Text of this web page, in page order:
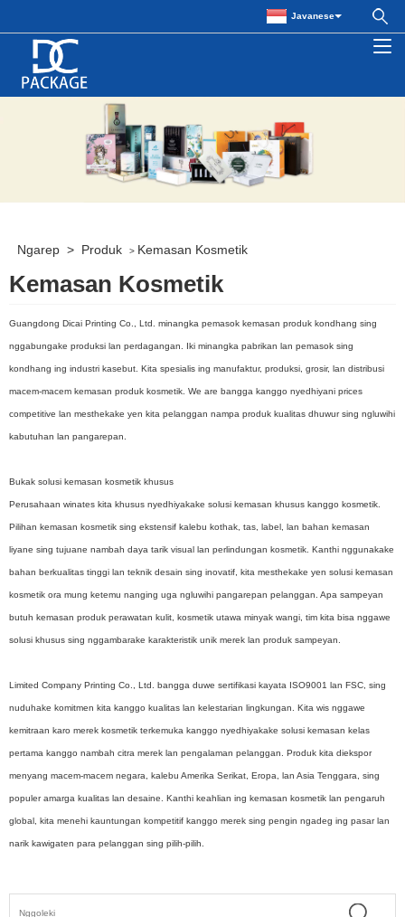
Javanese
Ngarep > Produk > Kemasan Kosmetik
Kemasan Kosmetik
Guangdong Dicai Printing Co., Ltd. minangka pemasok kemasan produk kondhang sing
nggabungake produksi lan perdagangan. Iki minangka pabrikan lan pemasok sing
kondhang ing industri kasebut. Kita spesialis ing manufaktur, produksi, grosir, lan distribusi
macem-macem kemasan produk kosmetik. We are bangga kanggo nyedhiyani prices
competitive lan mesthekake yen kita pelanggan nampa produk kualitas dhuwur sing ngluwihi
kabutuhan lan pangarepan.
Bukak solusi kemasan kosmetik khusus
Perusahaan winates kita khusus nyedhiyakake solusi kemasan khusus kanggo kosmetik.
Pilihan kemasan kosmetik sing ekstensif kalebu kothak, tas, label, lan bahan kemasan
liyane sing tujuane nambah daya tarik visual lan perlindungan kosmetik. Kanthi nggunakake
bahan berkualitas tinggi lan teknik desain sing inovatif, kita mesthekake yen solusi kemasan
kosmetik ora mung ketemu nanging uga ngluwihi pangarepan pelanggan. Apa sampeyan
butuh kemasan produk perawatan kulit, kosmetik utawa minyak wangi, tim kita bisa nggawe
solusi khusus sing nggambarake karakteristik unik merek lan produk sampeyan.
Limited Company Printing Co., Ltd. bangga duwe sertifikasi kayata ISO9001 lan FSC, sing
nuduhake komitmen kita kanggo kualitas lan kelestarian lingkungan. Kita wis nggawe
kemitraan karo merek kosmetik terkemuka kanggo nyedhiyakake solusi kemasan kelas
pertama kanggo nambah citra merek lan pengalaman pelanggan. Produk kita diekspor
menyang macem-macem negara, kalebu Amerika Serikat, Eropa, lan Asia Tenggara, sing
populer amarga kualitas lan desaine. Kanthi keahlian ing kemasan kosmetik lan pengaruh
global, kita menehi kauntungan kompetitif kanggo merek sing pengin ngadeg ing pasar lan
narik kawigaten para pelanggan sing pilih-pilih.